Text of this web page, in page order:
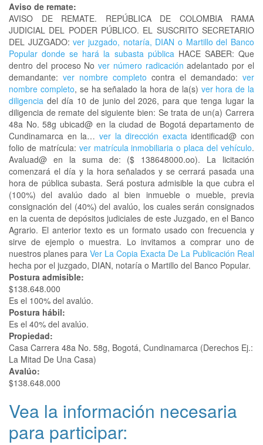
Aviso de remate:
AVISO DE REMATE. REPÚBLICA DE COLOMBIA RAMA
JUDICIAL DEL PODER PÚBLICO. EL SUSCRITO SECRETARIO
DEL JUZGADO: ver juzgado, notaría, DIAN o Martillo del Banco
Popular donde se hará la subasta públicaHACE SABER: Que
dentro del proceso Nover número radicación adelantado por el
demandante: ver nombre completo contra el demandado: ver
nombre completo, se ha señalado la hora de la(s) ver hora de la
diligencia del día 10 de junio del 2026, para que tenga lugar la
diligencia de remate del siguiente bien: Se trata de un(a) Carrera
48a No. 58g ubicad@ en la ciudad de Bogotá departamento de
Cundinamarca en la… ver la dirección exactaidentificad@ con
folio de matrícula: ver matrícula inmobiliaria o placa del vehículo.
Avaluad@ en la suma de: ($ 138648000.oo). La licitación
comenzará el día y la hora señalados y se cerrará pasada una
hora de pública subasta. Será postura admisible la que cubra el
(100%) del avalúo dado al bien inmueble o mueble, previa
consignación del (40%) del avalúo, los cuales serán consignados
en la cuenta de depósitos judiciales de este Juzgado, en el Banco
Agrario. El anterior texto es un formato usado con frecuencia y
sirve de ejemplo o muestra. Lo invitamos a comprar uno de
nuestros planes para Ver La Copia Exacta De La Publicación Real
hecha por el juzgado, DIAN, notaría o Martillo del Banco Popular.
Postura admisible:
$138.648.000
Es el 100% del avalúo.
Postura hábil:
Es el 40% del avalúo.
Propiedad:
Casa Carrera 48a No. 58g, Bogotá, Cundinamarca (Derechos Ej.:
La Mitad De Una Casa)
Avalúo:
$138.648.000
Vea la información necesaria
para participar: